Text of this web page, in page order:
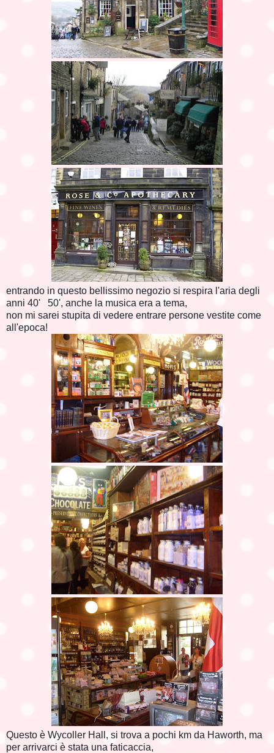
entrando in questo bellissimo negozio si respira l'aria degli
anni 40' 50', anche la musica era a tema,
non mi sarei stupita di vedere entrare persone vestite come
all'epoca!
Questo è Wycoller Hall, si trova a pochi km da Haworth, ma
per arrivarci è stata una faticaccia,